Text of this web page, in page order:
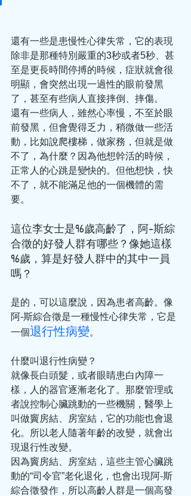
還有一些是患慢性心律失常，它的表現
除非是那種特別嚴重的3秒或者5秒、甚
至是更長時間停搏的時候，症狀就會很
明顯，會突然出現一過性的眼前發黑
了，甚至有些病人直接摔倒、摔傷。
還有一些病人，雖然心率慢，不至於眼
前發黑，但會覺得乏力，稍微做一些活
動，比如說爬樓梯，做家務，但就是做
不了，為什麼？因為他想幹活的時候，
正常人的心跳是變快的。但他想快，快
不了，就不能滿足他的一個機體的需
要。
這位李女士是96歲高齡了，阿-斯綜
合徵的好發人群有哪些？像她這樣
96歲，算是好發人群中的其中一員
嗎？
是的，可以這麼說，因為患者高齡。像
阿-斯綜合徵是一種慢性心律失常，它是
一個退行性病變。
什麼叫退行性病變？
就像長白頭髮，或者眼睛患白內障一
樣，人的器官逐漸老化了。那麼管理或
者說控制心臟跳動的一些機關，醫學上
叫做竇房結、房室結，它的功能也會退
化。所以老人隨著年齡的改變，就會出
現退行性改變。
因為竇房結、房室結，這些主管心臟跳
動的“司令官”老化退化，也會出現阿-斯
綜合徵發作，所以高齡人群是一個高發